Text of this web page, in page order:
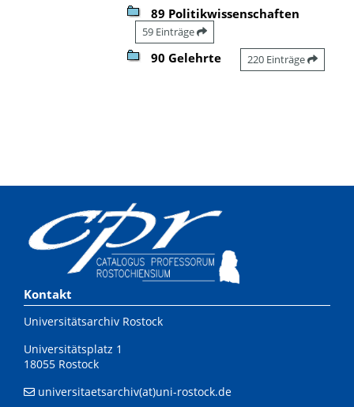
89 Politikwissenschaften
59 Einträge
90 Gelehrte 220 Einträge
Kontakt
Universitätsarchiv Rostock
Universitätsplatz 1
18055 Rostock
universitaetsarchiv(at)uni-rostock.de